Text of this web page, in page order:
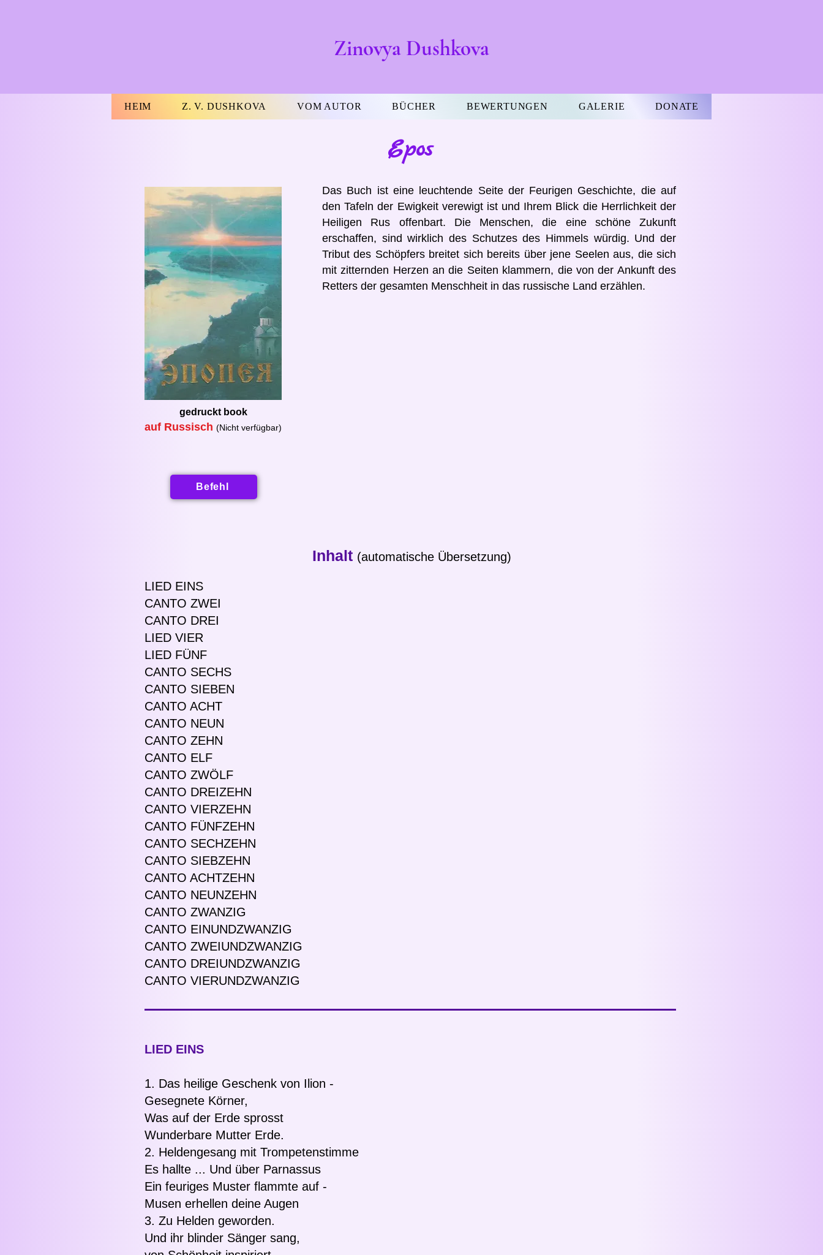
Zinovya Dushkova
HEIM Z. V. DUSHKOVA VOM AUTOR BÜCHER BEWERTUNGEN GALERIE DONATE
Epos
gedrucktbook
auf Russisch (Nicht verfügbar)
Befehl
Das Buch ist eine leuchtende Seite der Feurigen Geschichte, die auf
den Tafeln der Ewigkeit verewigt ist und Ihrem Blick die Herrlichkeit der
Heiligen Rus offenbart. Die Menschen, die eine schöne Zukunft
erschaffen, sind wirklich des Schutzes des Himmels würdig. Und der
Tribut des Schöpfers breitet sich bereits über jene Seelen aus, die sich
mit zitternden Herzen an die Seiten klammern, die von der Ankunft des
Retters der gesamten Menschheit in das russische Land erzählen.
Inhalt (automatische Übersetzung)
LIED EINS
CANTO ZWEI
CANTO DREI
LIED VIER
LIED FÜNF
CANTO SECHS
CANTO SIEBEN
CANTO ACHT
CANTO NEUN
CANTO ZEHN
CANTO ELF
CANTO ZWÖLF
CANTO DREIZEHN
CANTO VIERZEHN
CANTO FÜNFZEHN
CANTO SECHZEHN
CANTO SIEBZEHN
CANTO ACHTZEHN
CANTO NEUNZEHN
CANTO ZWANZIG
CANTO EINUNDZWANZIG
CANTO ZWEIUNDZWANZIG
CANTO DREIUNDZWANZIG
CANTO VIERUNDZWANZIG
LIED EINS
1. Das heilige Geschenk von Ilion -
Gesegnete Körner,
Was auf der Erde sprosst
Wunderbare Mutter Erde.
2. Heldengesang mit Trompetenstimme
Es hallte ... Und über Parnassus
Ein feuriges Muster flammte auf -
Musen erhellen deine Augen
3. Zu Helden geworden.
Und ihr blinder Sänger sang,